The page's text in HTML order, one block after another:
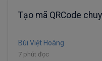
Tạo mã QRCode
Bùi Việt Hoàng
7 phút đọc